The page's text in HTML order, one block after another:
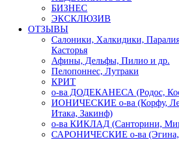
БИЗНЕС
ЭКСКЛЮЗИВ
ОТЗЫВЫ
Салоники, Халкидики,
Касторья
Афины, Дельфы, Пилио и др.
Пелопоннес, Лутраки
КРИТ
о-ва ДОДЕКАНЕСА (Родос,
ИОНИЧЕСКИЕ о-ва (Корфу,
Итака, Закинф)
о-ва КИКЛАД (Санторини,
САРОНИЧЕСКИЕ о-ва (Эгина,